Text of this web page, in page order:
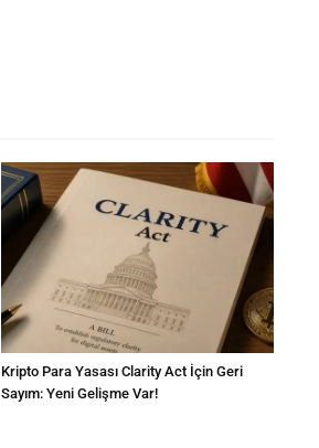
Kripto Para Yasası Clarity Act İçin Geri
Sayım: Yeni Gelişme Var!